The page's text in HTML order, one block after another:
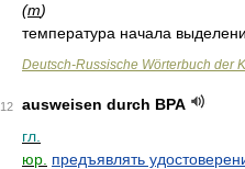
(m)
температура начала
Deutsch-Russische Wörterbuch der
12
ausweisen durch BPA
гл.
юр. предъявлять